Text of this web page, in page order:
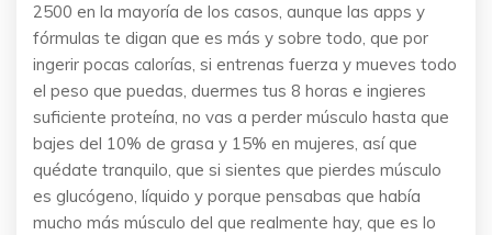
2500 en la mayoría de los casos, aunque las apps y
fórmulas te digan que es más y sobre todo, que por
ingerir pocas calorías, si entrenas fuerza y mueves todo
el peso que puedas, duermes tus 8 horas e ingieres
suficiente proteína, no vas a perder músculo hasta que
bajes del 10% de grasa y 15% en mujeres, así que
quédate tranquilo, que si sientes que pierdes músculo
es glucógeno, líquido y porque pensabas que había
mucho más músculo del que realmente hay, que es lo